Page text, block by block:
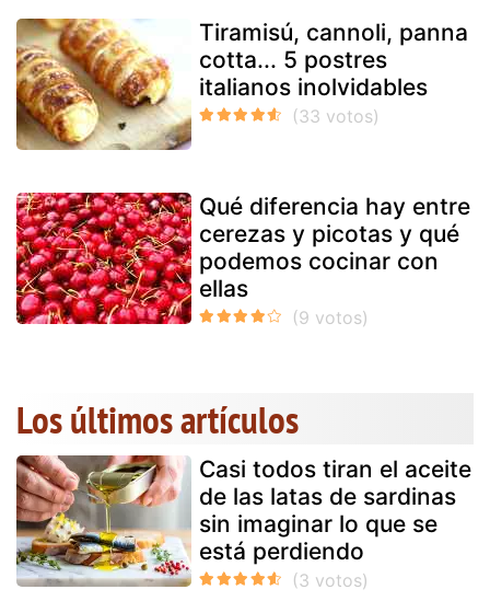
Tiramisú, cannoli, panna
cotta... 5 postres
italianos inolvidables
Qué diferencia hay entre
cerezas y picotas y qué
podemos cocinar con
ellas
Los últimos artículos
Casi todos tiran el aceite
de las latas de sardinas
sin imaginar lo que se
está perdiendo